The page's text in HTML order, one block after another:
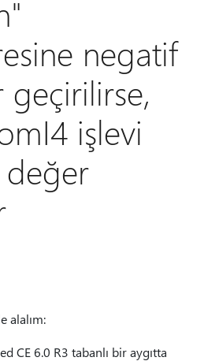
negatif
işlevi
değer
alalım:
CE 6.0 R3 tabanlı bir aygıtta